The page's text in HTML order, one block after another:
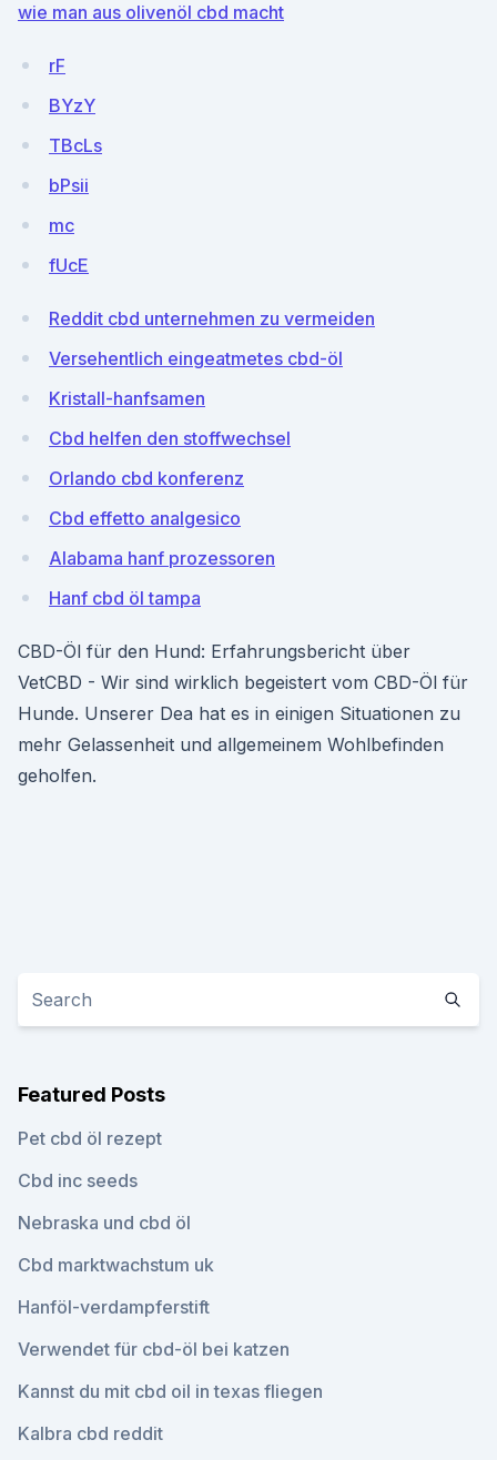
wie man aus olivenöl cbd macht
rF
BYzY
TBcLs
bPsii
mc
fUcE
Reddit cbd unternehmen zu vermeiden
Versehentlich eingeatmetes cbd-öl
Kristall-hanfsamen
Cbd helfen den stoffwechsel
Orlando cbd konferenz
Cbd effetto analgesico
Alabama hanf prozessoren
Hanf cbd öl tampa
CBD-Öl für den Hund: Erfahrungsbericht über
VetCBD - Wir sind wirklich begeistert vom CBD-Öl für
Hunde. Unserer Dea hat es in einigen Situationen zu
mehr Gelassenheit und allgemeinem Wohlbefinden
geholfen.
Featured Posts
Pet cbd öl rezept
Cbd inc seeds
Nebraska und cbd öl
Cbd marktwachstum uk
Hanföl-verdampferstift
Verwendet für cbd-öl bei katzen
Kannst du mit cbd oil in texas fliegen
Kalbra cbd reddit